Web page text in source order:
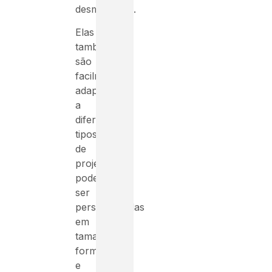
desmontável.
Elas
também
são
facilmente
adaptáveis
a
diferentes
tipos
de
projetos,
podendo
ser
personalizadas
em
tamanho,
forma
e